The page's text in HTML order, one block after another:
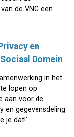
de VNG een
en
Domein
in het
lopen op
aan voor de
en gegevensdeling
je dat!'